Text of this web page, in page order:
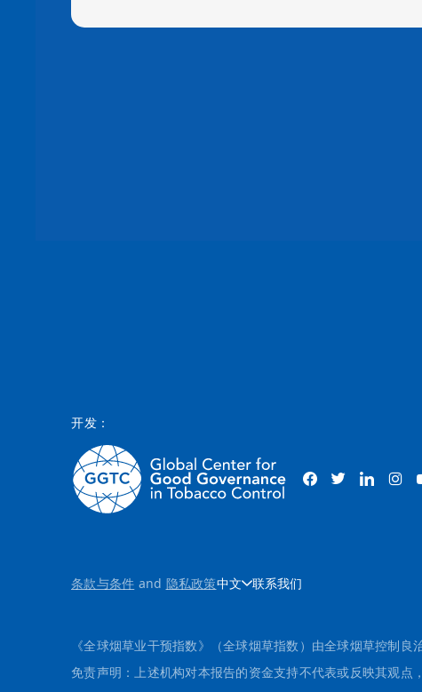
开发：
条款与条件 and 隐私政策中文 联系我们
《全球烟草业干预指数》（全球烟草指数）由全球烟草控制良
免责声明：上述机构对本报告的资金支持不代表或反映其观点